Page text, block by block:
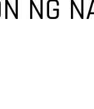
NG